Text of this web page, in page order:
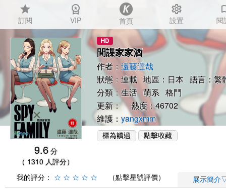
star
訂閱
workspace_premium
VIP 首頁
settings
設置 閱
9.6 分
（ 1310 人評分）
間諜家家酒
作者：遠藤達哉
狀態：連載 地區：日本 語言：繁
分類：生活 萌系 格鬥
更新： 熱度：46702
維護： yangxmm
我的評分： ☆ ☆ ☆ ☆ ☆ （點擊星號評價） 展示簡介